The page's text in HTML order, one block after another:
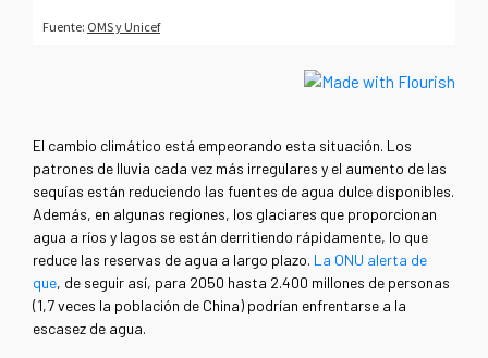
El cambio climático está empeorando esta situación. Los
patrones de lluvia cada vez más irregulares y el aumento de las
sequías están reduciendo las fuentes de agua dulce disponibles.
Además, en algunas regiones, los glaciares que proporcionan
agua a ríos y lagos se están derritiendo rápidamente, lo que
reduce las reservas de agua a largo plazo. La ONU alerta de
que, de seguir así, para 2050 hasta 2.400 millones de personas
(1,7 veces la población de China) podrían enfrentarse a la
escasez de agua.